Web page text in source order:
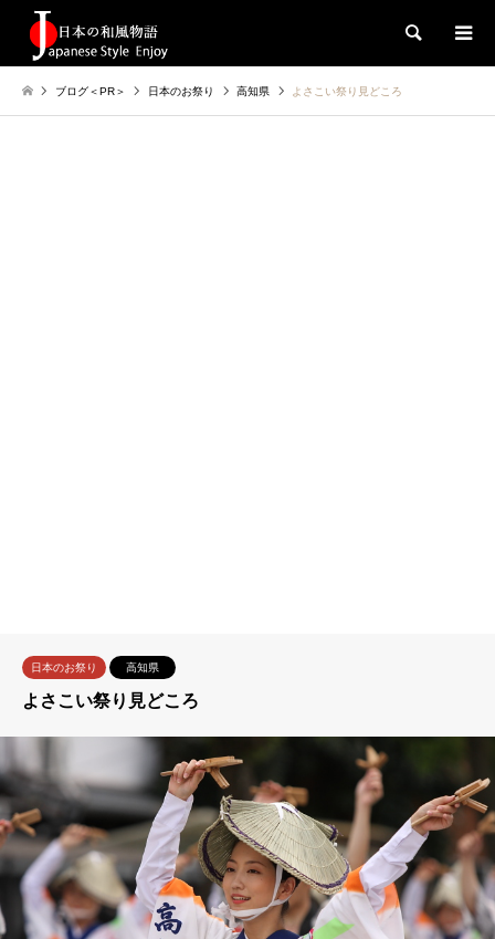
検索
ブログ＜PR＞ 日本のお祭り 高知県 よさこい祭り見どころ
日本のお祭り 高知県
よさこい祭り見どころ